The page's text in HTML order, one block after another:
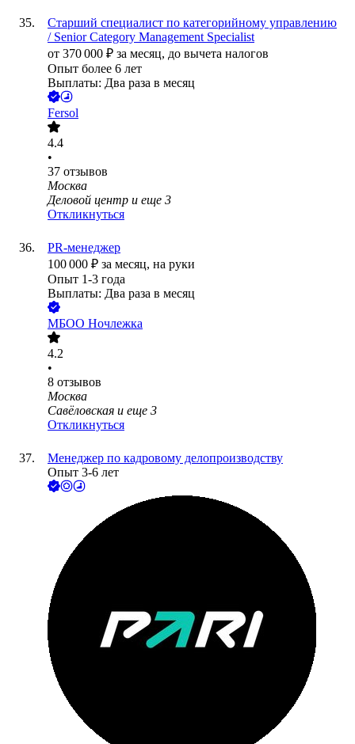
Старший специалист по категорийному управлению
/ Senior Category Management Specialist
от 370 000 ₽ за месяц, до вычета налогов
Опыт более 6 лет
Выплаты: Два раза в месяц
Fersol
4.4
•
37 отзывов
Москва
Деловой центр и еще 3
Откликнуться
PR-менеджер
100 000 ₽ за месяц, на руки
Опыт 1-3 года
Выплаты: Два раза в месяц
МБОО Ночлежка
4.2
•
8 отзывов
Москва
Савёловская и еще 3
Откликнуться
Менеджер по кадровому делопроизводству
Опыт 3-6 лет